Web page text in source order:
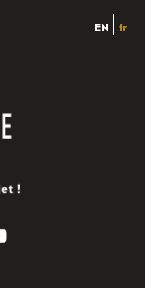
EN fr